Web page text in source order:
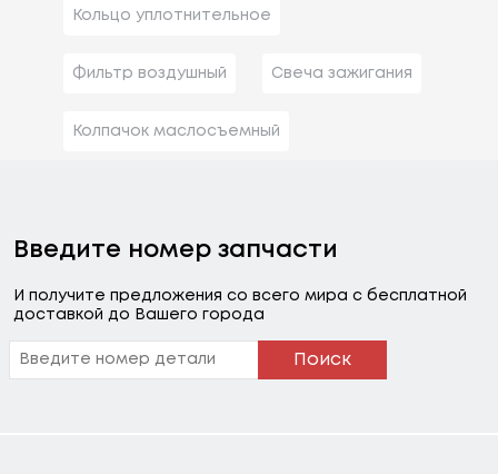
Кольцо уплотнительное
Фильтр воздушный Свеча зажигания
Колпачок маслосъемный
Введите номер запчасти
И получите предложения со всего мира с бесплатной
доставкой до Вашего города
Поиск